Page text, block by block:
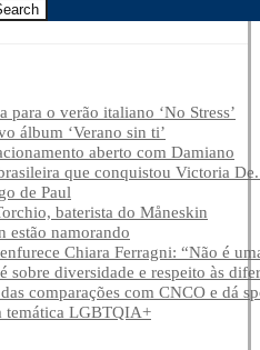
o verão italiano ‘No Stress’
álbum ‘Verano sin ti’
aberto com Damiano
que conquistou Victoria
de Paul
baterista do Måneskin
estão namorando
Chiara Ferragni: “Não é
sobre diversidade e respeito às
comparações com CNCO e dá
temática LGBTQIA+